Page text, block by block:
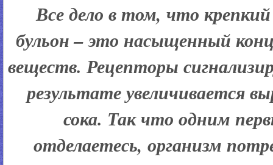
Все дело в том, что
бульон – это насыщенный
веществ. Рецепторы
результате увеличивается
сока. Так что одним
отделаетесь, организм